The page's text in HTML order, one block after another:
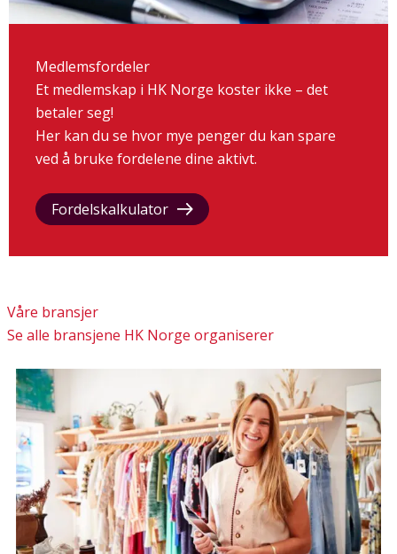
Medlemsfordeler
Et medlemskap i HK Norge koster ikke – det
betaler seg!
Her kan du se hvor mye penger du kan spare
ved å bruke fordelene dine aktivt.
Fordelskalkulator
Våre bransjer
Se alle bransjene HK Norge organiserer